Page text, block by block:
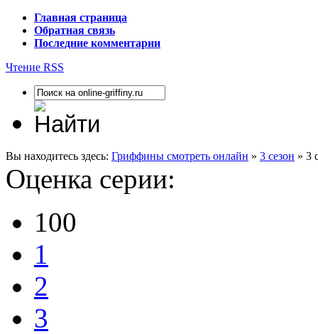
Главная страница
Обратная связь
Последние комментарии
Чтение RSS
Вы находитесь здесь: Гриффины смотреть онлайн » 3 сезон » 3
Оценка серии:
100
1
2
3